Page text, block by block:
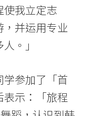
我立定志
并运用专业
。」
参加了「首
示：「旅程